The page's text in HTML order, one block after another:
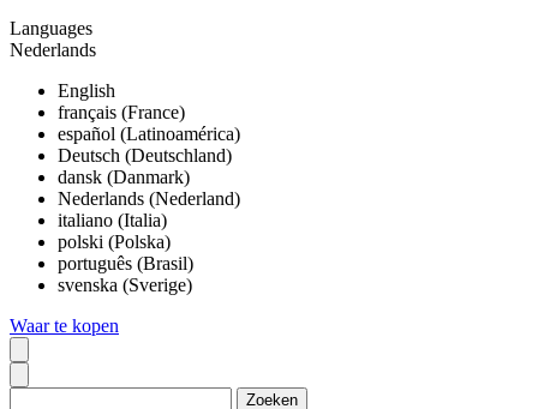
Languages
Nederlands
English
français (France)
español (Latinoamérica)
Deutsch (Deutschland)
dansk (Danmark)
Nederlands (Nederland)
italiano (Italia)
polski (Polska)
português (Brasil)
svenska (Sverige)
Waar te kopen